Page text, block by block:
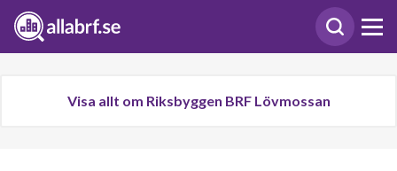
Visa allt om Riksbyggen BRF Lövmossan